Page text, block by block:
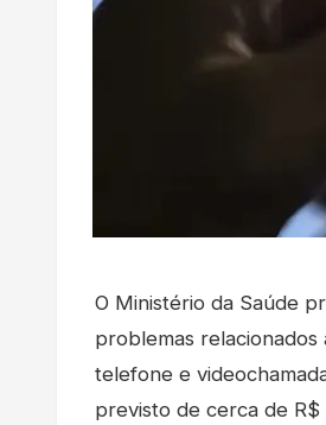
O Ministério da Saúde
problemas
telefone e
previsto de cerca de